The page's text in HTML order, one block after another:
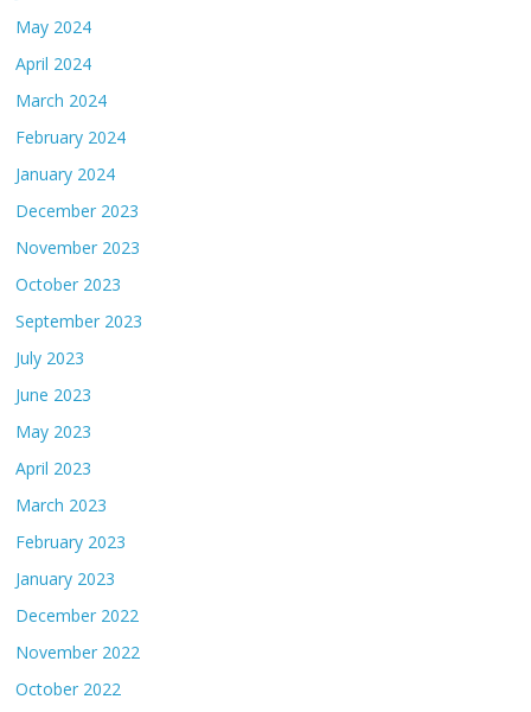
May 2024
April 2024
March 2024
February 2024
January 2024
December 2023
November 2023
October 2023
September 2023
July 2023
June 2023
May 2023
April 2023
March 2023
February 2023
January 2023
December 2022
November 2022
October 2022